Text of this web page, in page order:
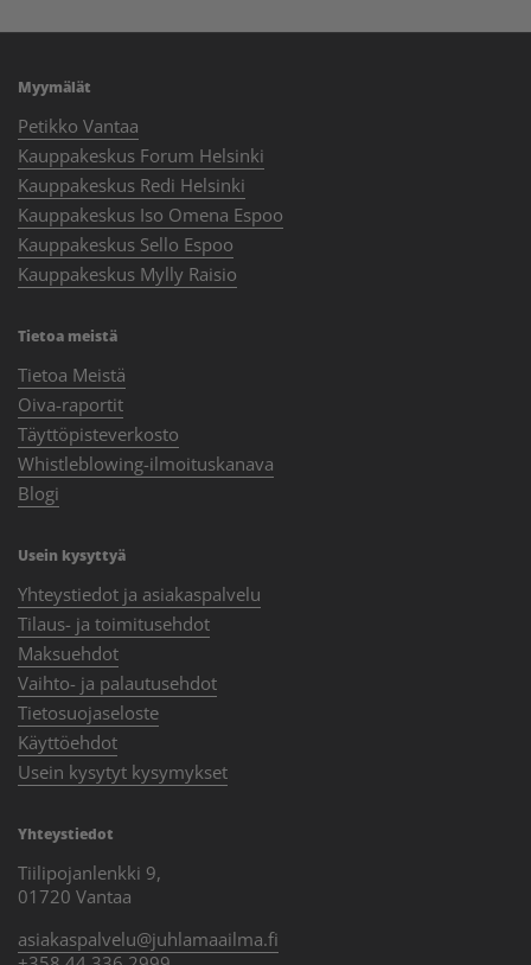
Myymälät
Petikko Vantaa
Kauppakeskus Forum Helsinki
Kauppakeskus Redi Helsinki
Kauppakeskus Iso Omena Espoo
Kauppakeskus Sello Espoo
Kauppakeskus Mylly Raisio
Tietoa meistä
Tietoa Meistä
Oiva-raportit
Täyttöpisteverkosto
Whistleblowing-ilmoituskanava
Blogi
Usein kysyttyä
Yhteystiedot ja asiakaspalvelu
Tilaus- ja toimitusehdot
Maksuehdot
Vaihto- ja palautusehdot
Tietosuojaseloste
Käyttöehdot
Usein kysytyt kysymykset
Yhteystiedot
Tiilipojanlenkki 9,
01720 Vantaa
asiakaspalvelu@juhlamaailma.fi